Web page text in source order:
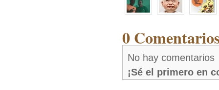
0
No hay comentarios
¡Sé el primero en